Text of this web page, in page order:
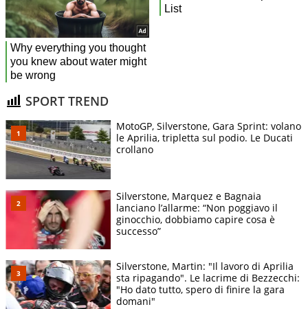
SPORT TREND
MotoGP, Silverstone, Gara Sprint: volano
le Aprilia, tripletta sul podio. Le Ducati
crollano
Silverstone, Marquez e Bagnaia
lanciano l’allarme: “Non poggiavo il
ginocchio, dobbiamo capire cosa è
successo”
Silverstone, Martin: "Il lavoro di Aprilia
sta ripagando". Le lacrime di Bezzecchi:
"Ho dato tutto, spero di finire la gara
domani"